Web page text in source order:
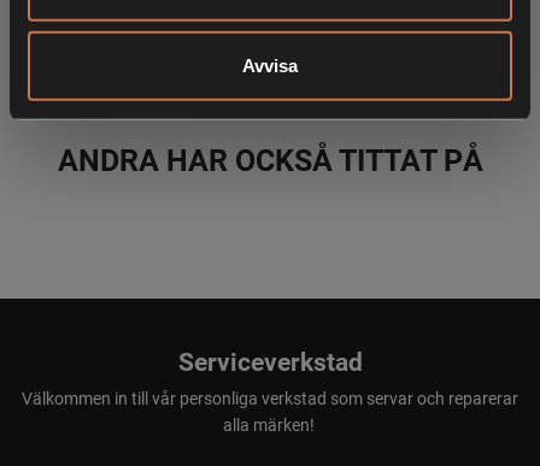
Avvisa
KÖPS OFTA TILLSAMMANS
ANDRA HAR OCKSÅ TITTAT PÅ
Serviceverkstad
Välkommen in till vår personliga verkstad som servar och reparerar
alla märken!